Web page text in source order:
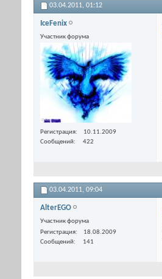
03.04.2011, 01:12
IceFenix
Участник форума
Регистрация
10.11.2009
Сообщений
422
03.04.2011, 09:04
AlterEGO
Участник форума
Регистрация
18.08.2009
Сообщений
141